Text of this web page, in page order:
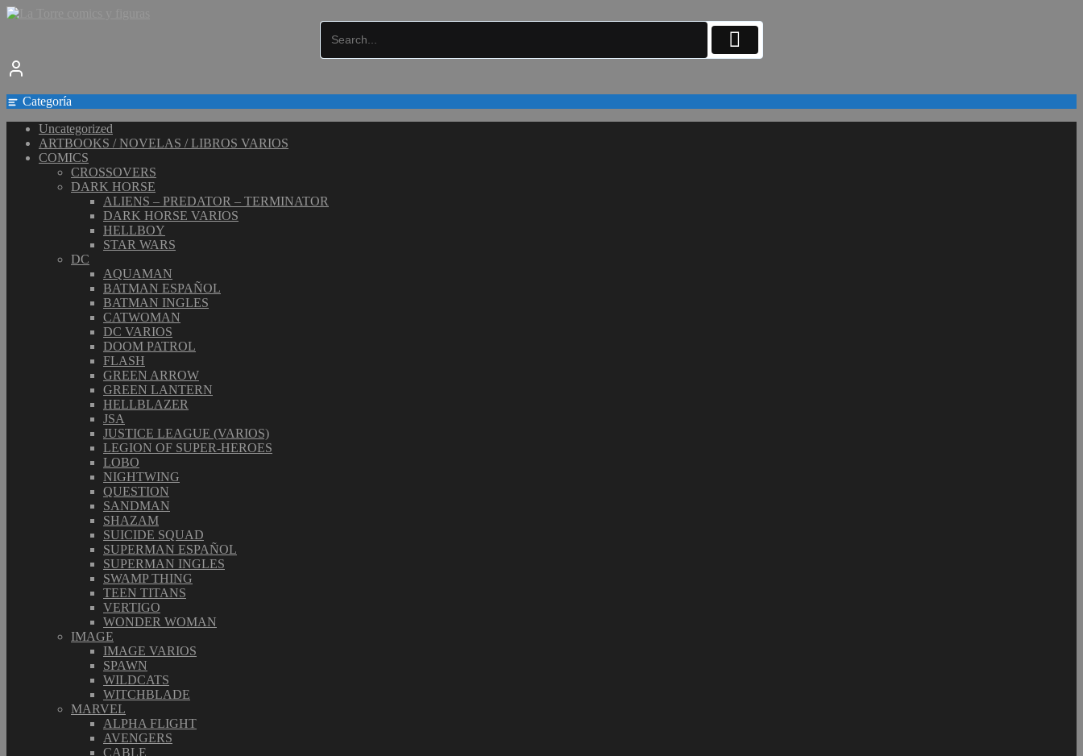
Saltar
Categoría
Uncategorized
ARTBOOKS / NOVELAS / LIBROS VARIOS
COMICS
CROSSOVERS
DARK HORSE
ALIENS – PREDATOR – TERMINATOR
DARK HORSE VARIOS
HELLBOY
STAR WARS
DC
AQUAMAN
BATMAN ESPAÑOL
BATMAN INGLES
CATWOMAN
DC VARIOS
DOOM PATROL
FLASH
GREEN ARROW
GREEN LANTERN
HELLBLAZER
JSA
JUSTICE LEAGUE (VARIOS)
LEGION OF SUPER-HEROES
LOBO
NIGHTWING
QUESTION
SANDMAN
SHAZAM
SUICIDE SQUAD
SUPERMAN ESPAÑOL
SUPERMAN INGLES
SWAMP THING
TEEN TITANS
VERTIGO
WONDER WOMAN
IMAGE
IMAGE VARIOS
SPAWN
WILDCATS
WITCHBLADE
MARVEL
ALPHA FLIGHT
AVENGERS
CABLE